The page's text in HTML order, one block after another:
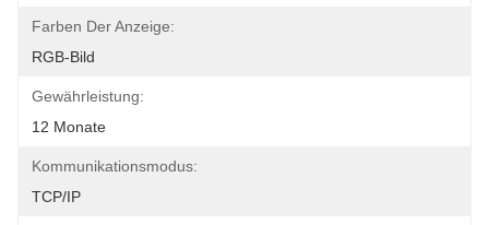
Farben Der Anzeige:
RGB-Bild
Gewährleistung:
12 Monate
Kommunikationsmodus:
TCP/IP